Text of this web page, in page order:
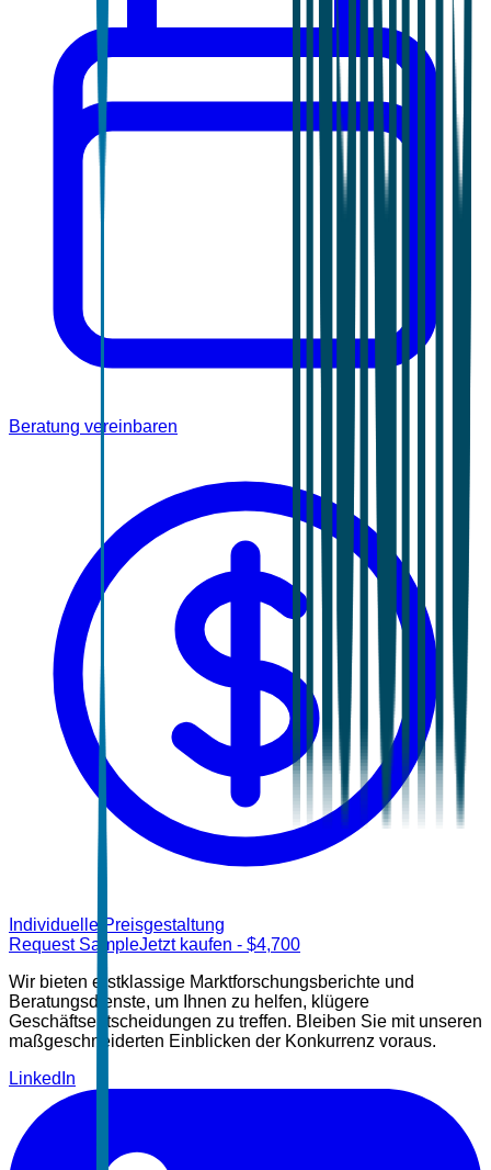
Beratung vereinbaren
Individuelle Preisgestaltung
Request SampleJetzt kaufen - $4,700
Wir bieten erstklassige Marktforschungsberichte und
Beratungsdienste, um Ihnen zu helfen, klügere
Geschäftsentscheidungen zu treffen. Bleiben Sie mit unseren
maßgeschneiderten Einblicken der Konkurrenz voraus.
LinkedIn